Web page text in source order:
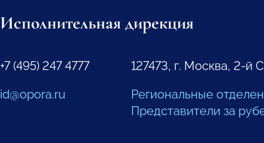
Исполнительная дирекция
+7 (495) 247 4777
id@opora.ru
127473, г. Москва, 2-й
Региональные
Представители за